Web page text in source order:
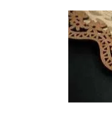
CONTACTEZ-
NOUVELLES